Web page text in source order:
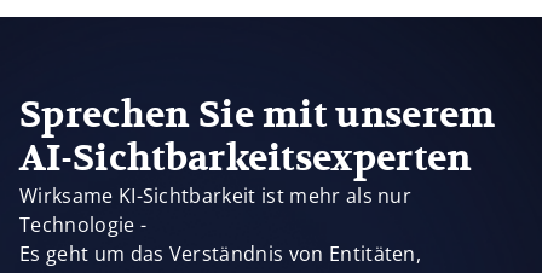
Sprechen Sie mit unserem
AI-Sichtbarkeitsexperten
Wirksame KI-Sichtbarkeit ist mehr als nur
Technologie -
Es geht um das Verständnis von Entitäten,